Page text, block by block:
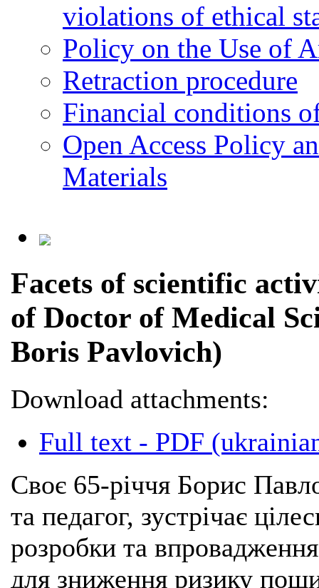
violations of ethical
Policy on the Use of
Retraction procedure
Financial conditions
Open Access Policy
Materials
Facets of scientific
of Doctor of Medical
Boris Pavlovich)
Download attachments:
Full text - PDF
Своє 65-річчя Борис
та педагог, зустрічає
розробки та
для зниження ризику